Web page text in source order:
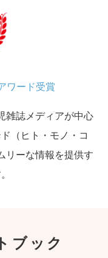
ワード受賞
雑誌メディアが中心
（ヒト・モノ・コ
リーな情報を提供す
ブック